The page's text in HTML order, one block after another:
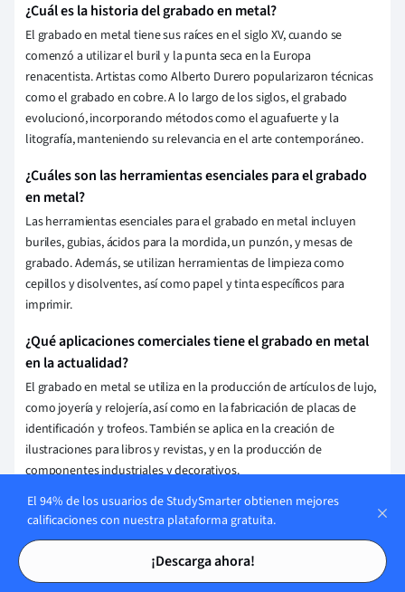
Tarjetas de estudio
Tarjetas de estudio
¿Cuál es la historia del grabado en metal?
El grabado en metal tiene sus raíces en el siglo XV, cuando se
comenzó a utilizar el buril y la punta seca en la Europa
renacentista. Artistas como Alberto Durero popularizaron técnicas
como el grabado en cobre. A lo largo de los siglos, el grabado
evolucionó, incorporando métodos como el aguafuerte y la
litografía, manteniendo su relevancia en el arte contemporáneo.
¿Cuáles son las herramientas esenciales para el grabado
en metal?
Las herramientas esenciales para el grabado en metal incluyen
buriles, gubias, ácidos para la mordida, un punzón, y mesas de
grabado. Además, se utilizan herramientas de limpieza como
cepillos y disolventes, así como papel y tinta específicos para
imprimir.
¿Qué aplicaciones comerciales tiene el grabado en metal
en la actualidad?
El grabado en metal se utiliza en la producción de artículos de lujo,
como joyería y relojería, así como en la fabricación de placas de
identificación y trofeos. También se aplica en la creación de
ilustraciones para libros y revistas, y en la producción de
componentes industriales y decorativos.
Guardar explicación
El 94% de los usuarios de StudySmarter obtienen mejores
calificaciones con nuestra plataforma gratuita.
¡Descarga ahora!